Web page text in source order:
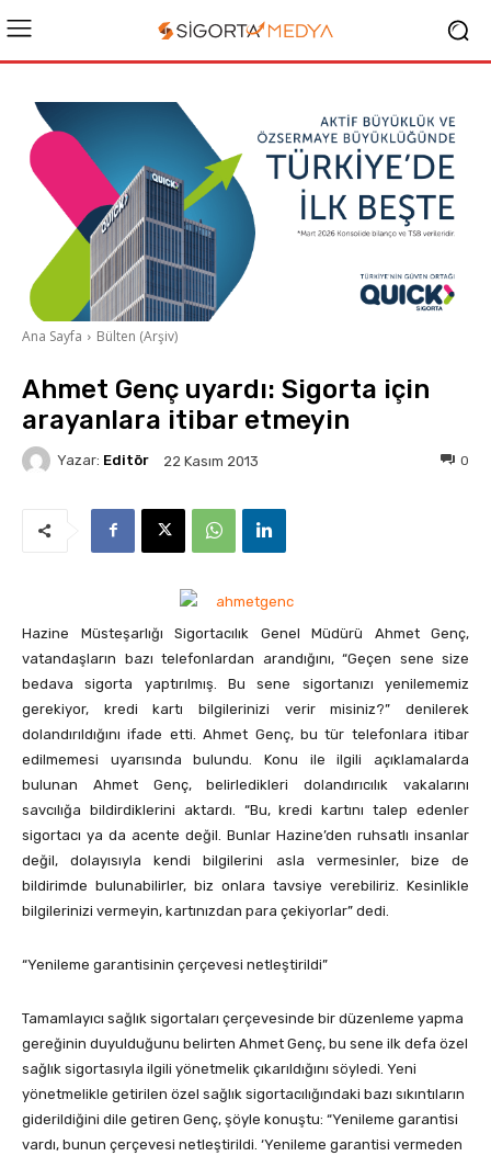
Ana Sayfa Bülten (Arşiv)
Ahmet Genç uyardı: Sigorta için
arayanlara itibar etmeyin
Yazar: Editör 22 Kasım 2013 0
Hazine Müsteşarlığı Sigortacılık Genel Müdürü Ahmet Genç,
vatandaşların bazı telefonlardan arandığını, “Geçen sene size
bedava sigorta yaptırılmış. Bu sene sigortanızı yenilememiz
gerekiyor, kredi kartı bilgilerinizi verir misiniz?” denilerek
dolandırıldığını ifade etti. Ahmet Genç, bu tür telefonlara itibar
edilmemesi uyarısında bulundu. Konu ile ilgili açıklamalarda
bulunan Ahmet Genç, belirledikleri dolandırıcılık vakalarını
savcılığa bildirdiklerini aktardı. “Bu, kredi kartını talep edenler
sigortacı ya da acente değil. Bunlar Hazine’den ruhsatlı insanlar
değil, dolayısıyla kendi bilgilerini asla vermesinler, bize de
bildirimde bulunabilirler, biz onlara tavsiye verebiliriz. Kesinlikle
bilgilerinizi vermeyin, kartınızdan para çekiyorlar” dedi.
“Yenileme garantisinin çerçevesi netleştirildi”
Tamamlayıcı sağlık sigortaları çerçevesinde bir düzenleme yapma
gereğinin duyulduğunu belirten Ahmet Genç, bu sene ilk defa özel
sağlık sigortasıyla ilgili yönetmelik çıkarıldığını söyledi. Yeni
yönetmelikle getirilen özel sağlık sigortacılığındaki bazı sıkıntıların
giderildiğini dile getiren Genç, şöyle konuştu: “Yenileme garantisi
vardı, bunun çerçevesi netleştirildi. ‘Yenileme garantisi vermeden